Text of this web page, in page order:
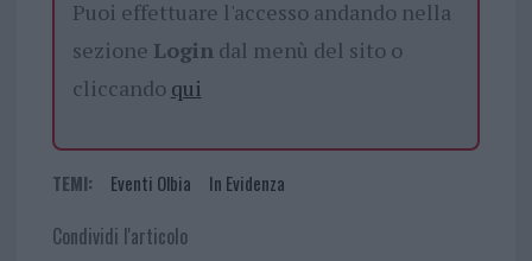
Puoi effettuare l'accesso andando nella
sezione Logindal menù del sito o
cliccando qui
TEMI: Eventi Olbia In Evidenza
Condividi l'articolo